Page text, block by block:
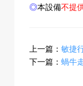
動
成
◎本設備不提
上一篇：敏捷
下一篇：蝸牛